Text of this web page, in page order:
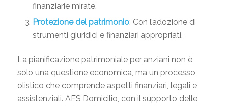
finanziarie mirate.
Protezione del patrimonio: Con l’adozione di
strumenti giuridici e finanziari appropriati.
La pianificazione patrimoniale per anziani non è
solo una questione economica, ma un processo
olistico che comprende aspetti finanziari, legali e
assistenziali. AES Domicilio, con il supporto delle